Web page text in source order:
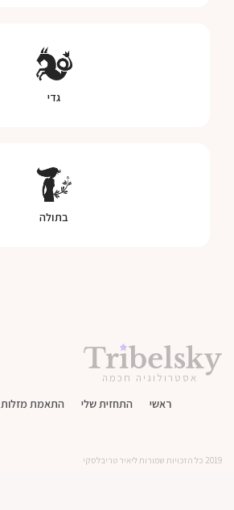
גדי
בתולה
אסטרולוגיה חכמה
ראשי התחזית שלי התאמת מזלות
2019 כל הזכויות שמורות ליאיר טריבלסקי